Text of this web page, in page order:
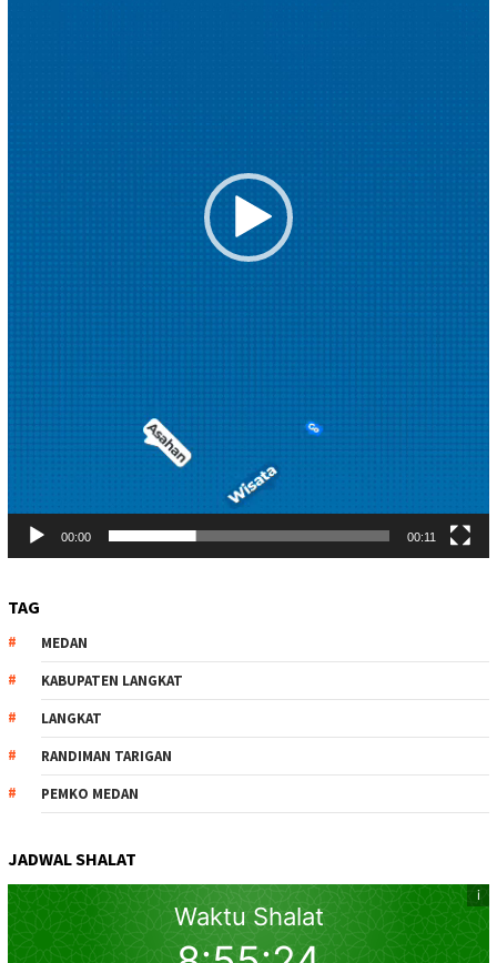
00:00 00:11
TAG
MEDAN
KABUPATEN LANGKAT
LANGKAT
RANDIMAN TARIGAN
PEMKO MEDAN
JADWAL SHALAT